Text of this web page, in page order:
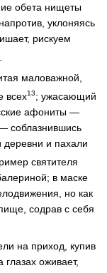
обета нищеты
уклоняясь
рискуем
маловажной,
всех13; ужасающий
афониты —
соблазнившись
деревни и пахали
святителя
в маске
но как
содрав с себя
на приход, купив
оживает,